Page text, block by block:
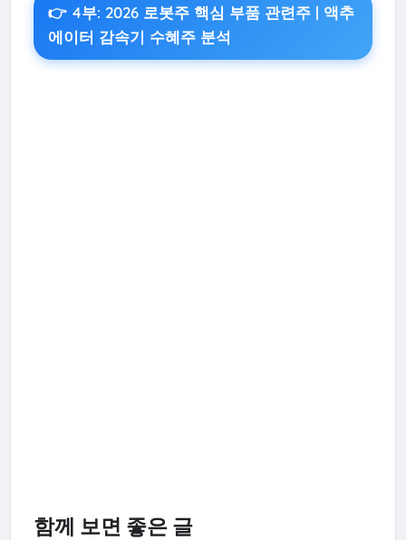
👉 4부: 2026 로봇주 핵심 부품 관련주 | 액추
에이터 감속기 수혜주 분석
함께 보면 좋은 글